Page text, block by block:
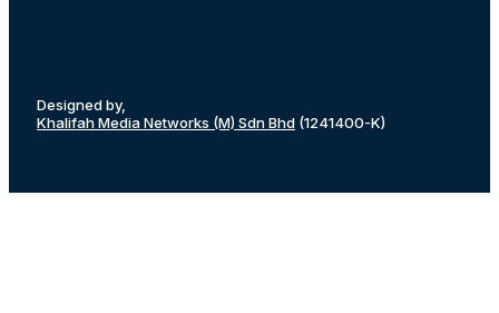
Designed by,
Khalifah Media Networks (M) Sdn Bhd (1241400-K)